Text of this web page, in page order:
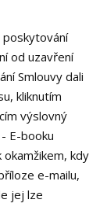
poskytování
od uzavření
Smlouvy dali
kliknutím
výslovný
E-booku
kdy
e-mailu,
jej lze